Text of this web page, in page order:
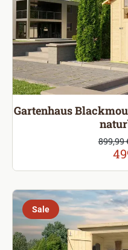
Gartenhaus
899,99
Sale